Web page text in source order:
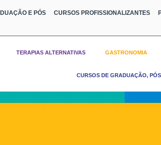
E PÓS CURSOS PROFISSIONALIZANTES
TERAPIAS ALTERNATIVAS GASTRONOMIA
CURSOS DE GRADUAÇÃO,